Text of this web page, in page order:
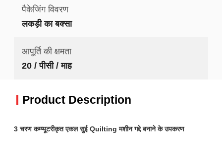
पैकेजिंग विवरण
लकड़ी का बक्सा
आपूर्ति की क्षमता
20 / पीसी / माह
Product Description
3 चरण कम्प्यूटरीकृत एकल सुई Quilting मशीन गद्दे बनाने के उपकरण